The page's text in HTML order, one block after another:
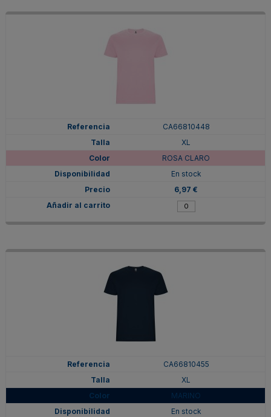
CA66810448
XL
ROSA CLARO
En stock
6,97 €
CA66810455
XL
MARINO
En stock